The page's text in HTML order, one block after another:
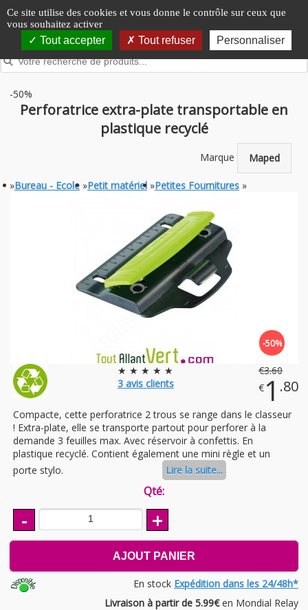
Panneau de gestion des cookies
Ce site utilise des cookies et vous donne le contrôle sur ceux que
vous souhaitez activer
Tout accepter Tout refuser Personnaliser
-50%
Perforatrice extra-plate transportable en
plastique recyclé
Marque Maped
»Bureau - Ecole »Petit matériel »Petites Fournitures »
★ ★ ★ ★ ★
3avis clients
-50%
€3.60
€ 1 .80
Compacte, cette perforatrice 2 trous se range dans le classeur
! Extra-plate, elle se transporte partout pour perforer à la
demande 3 feuilles max. Avec réservoir à confettis. En
plastique recyclé. Contient également une mini règle et un
porte stylo.
Lire la suite...
Qté:
- +
AJOUT PANIER
En stock Expédition dans les 24/48h*
Livraison à partir de 5.99€en Mondial Relay